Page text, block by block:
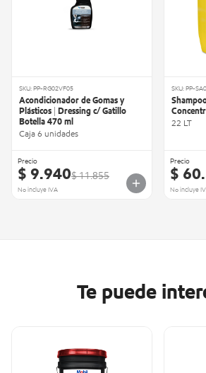
SKU: PP-RG02VF05
Acondicionador de Gomas y
Plásticos | Dressing c/ Gatillo
Botella 470 ml
Caja 6 unidades
Precio
$ 9.940$ 11.855
No incluye IVA
SKU: PP-
22 LT
Precio
$
No incluye
Te puede